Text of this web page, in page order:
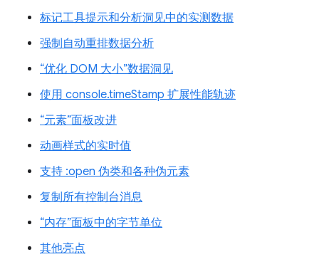
标记工具提示和分析洞见中的实测数据
强制自动重排数据分析
“优化 DOM 大小”数据洞见
使用 console.timeStamp 扩展性能轨迹
“元素”面板改进
动画样式的实时值
支持 :open 伪类和各种伪元素
复制所有控制台消息
“内存”面板中的字节单位
其他亮点